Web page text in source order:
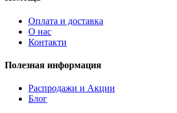
Оплата и доставка
О нас
Контакти
Полезная информация
Распродажи и Акции
Блог